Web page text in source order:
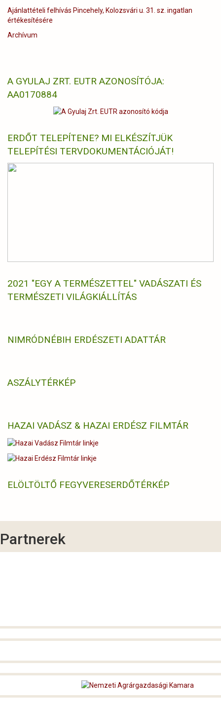
Ajánlattételi felhívás Pincehely, Kolozsvári u. 31. sz. ingatlan
értékesítésére
Archívum
A GYULAJ ZRT. EUTR AZONOSÍTÓJA:
AA0170884
ERDŐT TELEPÍTENE? MI ELKÉSZÍTJÜK
TELEPÍTÉSI TERVDOKUMENTÁCIÓJÁT!
2021 "EGY A TERMÉSZETTEL" VADÁSZATI ÉS
TERMÉSZETI VILÁGKIÁLLÍTÁS
NIMRÓDNÉBIH ERDÉSZETI ADATTÁR
ASZÁLYTÉRKÉP
HAZAI VADÁSZ & HAZAI ERDÉSZ FILMTÁR
ELÖLTÖLTŐ FEGYVERESERDŐTÉRKÉP
Partnerek